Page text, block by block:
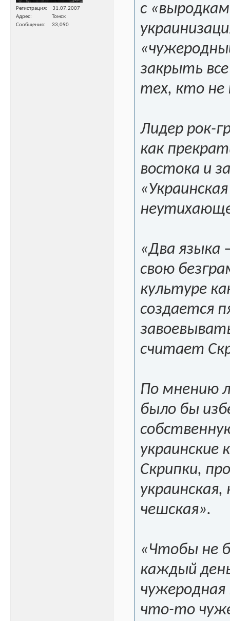
Регистрация
31.07.2007
Адрес
Томск
Сообщения
33,090
с
закрыть
тех, кто не
Лидер рок-
как
востока и
«Два языка
свою
культуре
создается
считает
По мнению
было бы
украинские
Скрипки,
чешская».
«Чтобы не
каждый
что-то